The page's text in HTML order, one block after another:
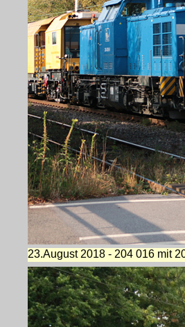
23.August 2018 - 204 016 mit